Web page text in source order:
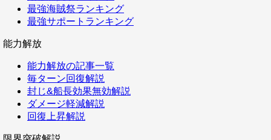
最強海賊祭ランキング
最強サポートランキング
能力解放
能力解放の記事一覧
毎ターン回復解説
封じ&船長効果無効解説
ダメージ軽減解説
回復上昇解説